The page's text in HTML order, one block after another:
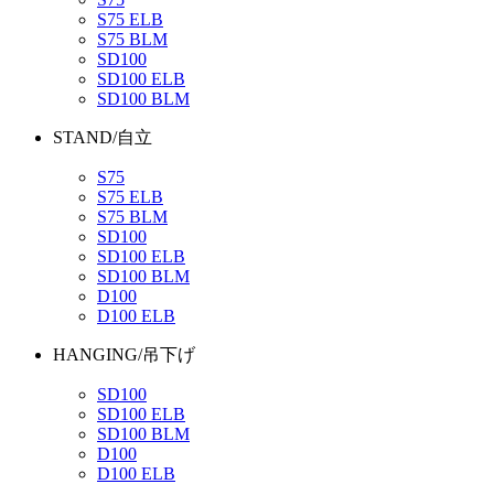
S75 ELB
S75 BLM
SD100
SD100 ELB
SD100 BLM
STAND/自立
S75
S75 ELB
S75 BLM
SD100
SD100 ELB
SD100 BLM
D100
D100 ELB
HANGING/吊下げ
SD100
SD100 ELB
SD100 BLM
D100
D100 ELB